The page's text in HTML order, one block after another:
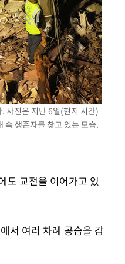
사진은 지난 6일(현지 시간)
속 생존자를 찾고 있는 모습.
도 교전을 이어가고 있
서 여러 차례 공습을 감